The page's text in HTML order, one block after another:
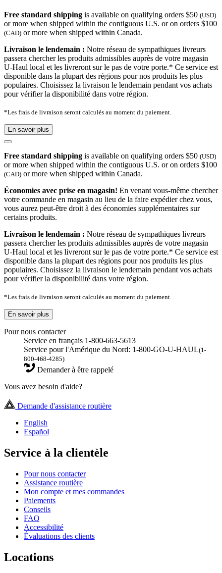
Free standard shipping is available on qualifying orders $50 (USD)
or more when shipped within the contiguous U.S. or on orders $100
(CAD) or more when shipped within Canada.
Livraison le lendemain : Notre réseau de sympathiques livreurs
passera chercher les produits admissibles auprès de votre magasin
U-Haul local et les livreront sur le pas de votre porte.* Ce service est
disponible dans la plupart des régions pour nos produits les plus
populaires. Choisissez la livraison le lendemain pendant vos achats
pour vérifier la disponibilité dans votre région.
*Les frais de livraison seront calculés au moment du paiement.
En savoir plus
Free standard shipping is available on qualifying orders $50 (USD)
or more when shipped within the contiguous U.S. or on orders $100
(CAD) or more when shipped within Canada.
Économies avec prise en magasin! En venant vous-même chercher
votre commande en magasin au lieu de la faire expédier chez vous,
vous aurez peut-être droit à des économies supplémentaires sur
certains produits.
Livraison le lendemain : Notre réseau de sympathiques livreurs
passera chercher les produits admissibles auprès de votre magasin
U-Haul local et les livreront sur le pas de votre porte.* Ce service est
disponible dans la plupart des régions pour nos produits les plus
populaires. Choisissez la livraison le lendemain pendant vos achats
pour vérifier la disponibilité dans votre région.
*Les frais de livraison seront calculés au moment du paiement.
En savoir plus
Pour nous contacter
Service en français 1-800-663-5613
Service pour l'Amérique du Nord: 1-800-GO-U-HAUL(1-
800-468-4285)
Demander à être rappelé
Vous avez besoin d'aide?
Demande d'assistance routière
English
Español
Service à la clientèle
Pour nous contacter
Assistance routière
Mon compte et mes commandes
Paiements
Conseils
FAQ
Accessibilité
Évaluations des clients
Locations